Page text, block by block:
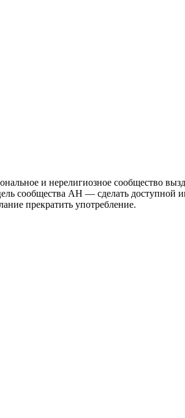
и нерелигиозное сообщество
сообщества АН — сделать
прекратить употребление.